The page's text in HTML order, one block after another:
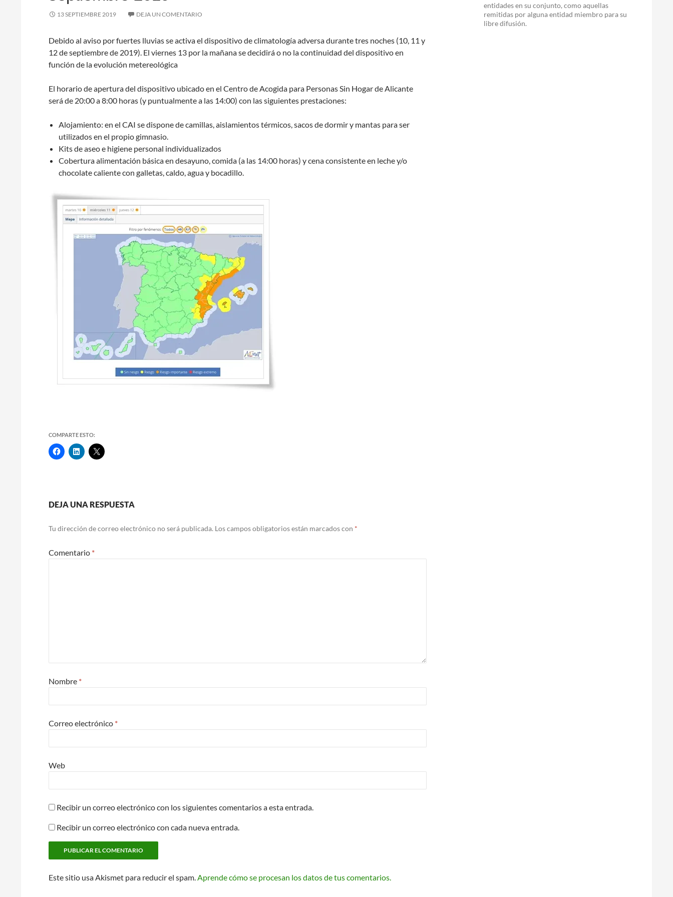
13 SEPTIEMBRE 2019 DEJA UN COMENTARIO
Debido al aviso por fuertes lluvias se activa el dispositivo de climatología adversa durante tres noches (10, 11 y
12 de septiembre de 2019). El viernes 13 por la mañana se decidirá o no la continuidad del dispositivo en
función de la evolución metereológica
El horario de apertura del dispositivo ubicado en el Centro de Acogida para Personas Sin Hogar de Alicante
será de 20:00 a 8:00 horas (y puntualmente a las 14:00) con las siguientes prestaciones:
Alojamiento: en el CAI se dispone de camillas, aislamientos térmicos, sacos de dormir y mantas para ser
utilizados en el propio gimnasio.
Kits de aseo e higiene personal individualizados
Cobertura alimentación básica en desayuno, comida (a las 14:00 horas) y cena consistente en leche y/o
chocolate caliente con galletas, caldo, agua y bocadillo.
COMPARTE ESTO:
Navegación
de
DEJA UNA RESPUESTA
Tu dirección de correo electrónico no será publicada. Los campos obligatorios están marcados con *
Comentario *
Nombre *
Correo electrónico *
Web
Recibir un correo electrónico con los siguientes comentarios a esta entrada.
Recibir un correo electrónico con cada nueva entrada.
Este sitio usa Akismet para reducir el spam.Aprende cómo se procesan los datos de tus comentarios.
entidades en su conjunto, como aquellas
remitidas por alguna entidad miembro para su
libre difusión.